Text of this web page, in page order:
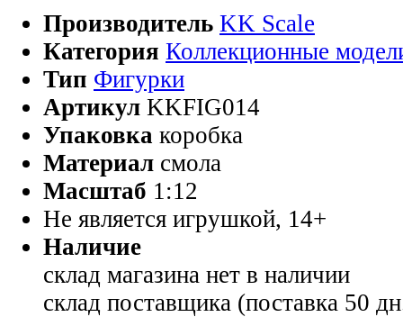
Производитель KK Scale
Категория Коллекционные
Тип Фигурки
Артикул KKFIG014
Упаковка коробка
Материал смола
Масштаб 1:12
Не является игрушкой, 14+
Наличие
склад магазина нет в наличии
склад поставщика (поставка 50